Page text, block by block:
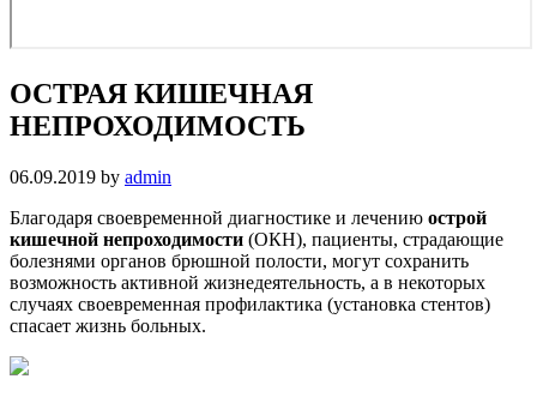
ОСТРАЯ КИШЕЧНАЯ
НЕПРОХОДИМОСТЬ
06.09.2019 by admin
Благодаря своевременной диагностике и лечению острой
кишечной непроходимости (ОКН), пациенты, страдающие
болезнями органов брюшной полости, могут сохранить
возможность активной жизнедеятельность, а в некоторых
случаях своевременная профилактика (установка стентов)
спасает жизнь больных.